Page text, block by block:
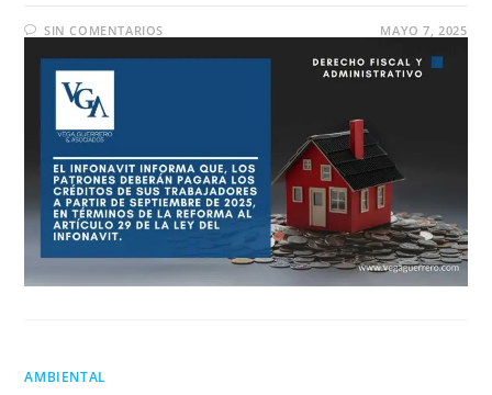
SIN COMENTARIOS MAYO 7, 2025
AMBIENTAL